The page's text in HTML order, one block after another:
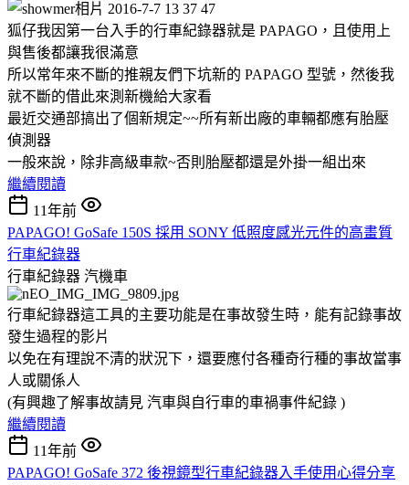
狐仔我因第一台入手的行車紀錄器就是 PAPAGO，且使用上
與售後都讓我很滿意
所以常年來不斷的推親友們下坑新的 PAPAGO 型號，然後我
就不斷的借此來測新機給大家看
最近交通部搞出了個新規定~~所有新出廠的車輛都應有胎壓
偵測器
一般來說，除非高級車款~否則胎壓都還是外掛一組出來
繼續閱讀
11年前
PAPAGO! GoSafe 150S 採用 SONY 低照度感光元件的高畫質
行車紀錄器
行車紀錄器 汽機車
行車紀錄器這工具的主要功能是在事故發生時，能有記錄事故
發生過程的影片
以免在有理說不清的狀況下，還要應付各種奇行種的事故當事
人或關係人
(有興趣了解事故請見 汽車與自行車的車禍事件紀錄 )
繼續閱讀
11年前
PAPAGO! GoSafe 372 後視鏡型行車紀錄器入手使用心得分享